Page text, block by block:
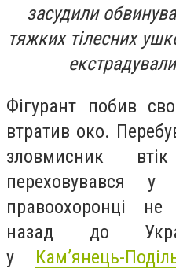
засудили
тяжких тілесних
Фігурант побив
втратив око.
зловмисник
переховувався у
правоохоронці
назад до
у Кам’янець-